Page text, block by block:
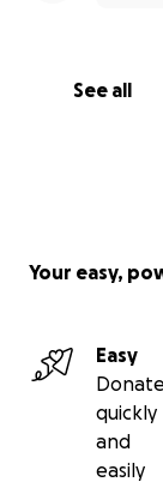
See all
Your easy,
Easy
Donate
quickly
and
easily